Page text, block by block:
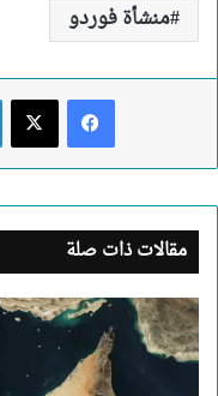
منشأة فوردو
مقالات ذات صلة